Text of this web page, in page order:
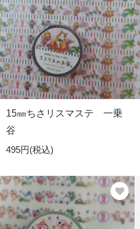
15㎜ちさリスマステ 一乗
谷
495円(税込)